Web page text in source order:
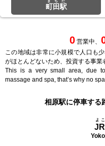
町田駅
まちだ
0 営業中、
この地域は非常に小規模で人口も
がほとんどないため、投資する事業
This is a very small area, due
massage and spa, that’s why no
相原駅に停車する
よ